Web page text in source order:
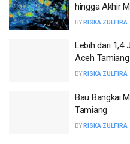
hingga Akhir
BY RISKA ZULFIRA
Lebih dari 1,4
Aceh
BY RISKA ZULFIRA
Bau Bangkai
Tamiang
BY RISKA ZULFIRA